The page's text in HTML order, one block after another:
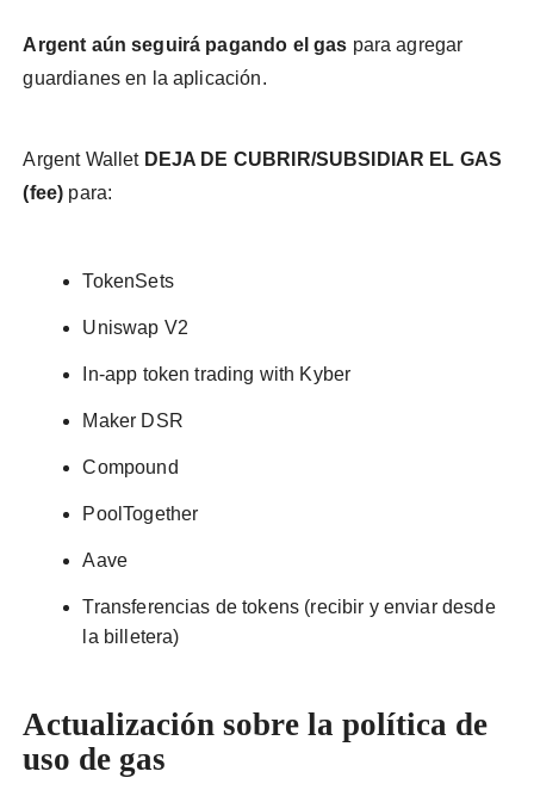
Argent aún seguirá pagando el gas para agregar
guardianes en la aplicación.
Argent Wallet DEJA DE CUBRIR/SUBSIDIAR EL GAS
(fee) para:
TokenSets
Uniswap V2
In-app token trading with Kyber
Maker DSR
Compound
PoolTogether
Aave
Transferencias de tokens (recibir y enviar desde
la billetera)
Actualización sobre la política de
uso de gas